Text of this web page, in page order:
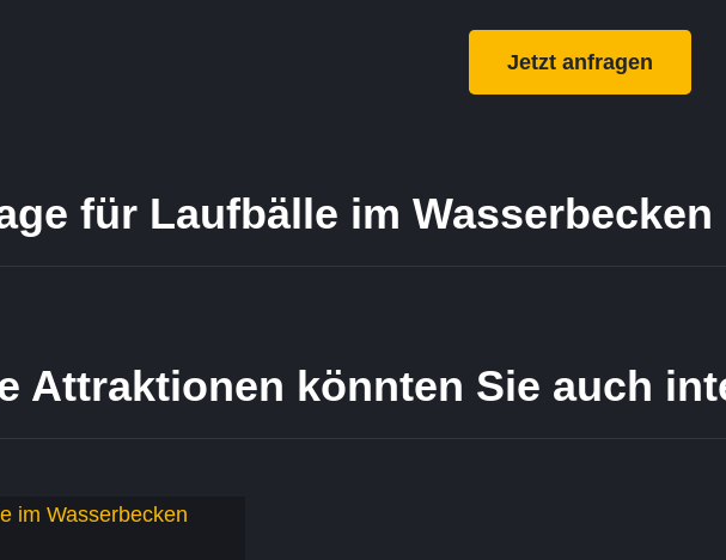
Jetzt anfragen
für Laufbälle im Wasserbecken
Attraktionen könnten Sie auch